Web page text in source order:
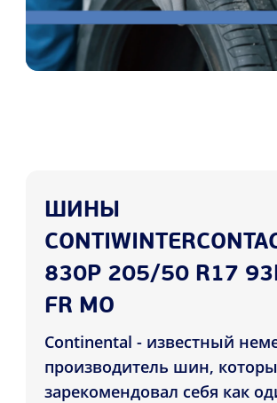
ШИНЫ
830P 205/50 R17
FR MO
Continental - известный
производитель шин,
зарекомендовал себя как